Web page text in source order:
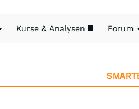
Kurse & Analysen Forum